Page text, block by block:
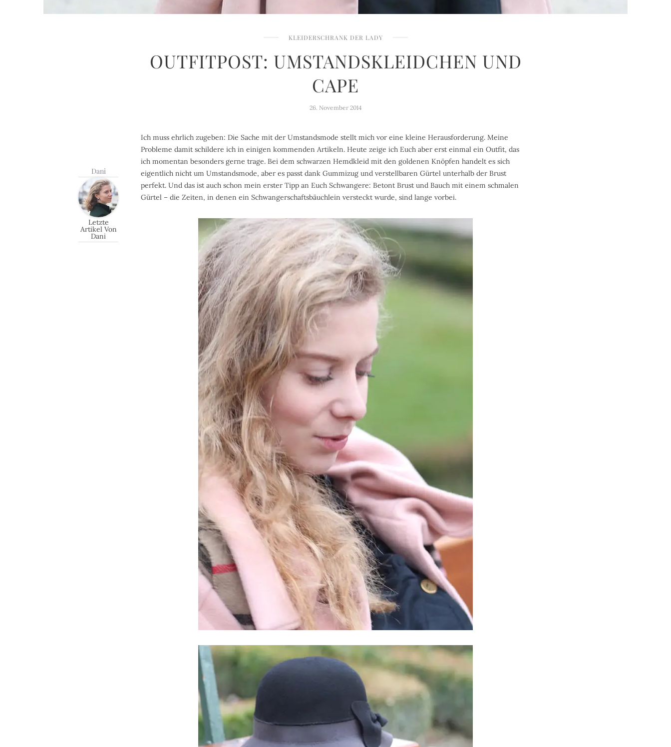
KLEIDERSCHRANK DER LADY
OUTFITPOST: UMSTANDSKLEIDCHEN UND
CAPE
26. November 2014
Dani
Letzte
Artikel Von
Dani
Ich muss ehrlich zugeben: Die Sache mit der Umstandsmode stellt mich vor eine kleine Herausforderung. Meine
Probleme damit schildere ich in einigen kommenden Artikeln. Heute zeige ich Euch aber erst einmal ein Outfit, das
ich momentan besonders gerne trage. Bei dem schwarzen Hemdkleid mit den goldenen Knöpfen handelt es sich
eigentlich nicht um Umstandsmode, aber es passt dank Gummizug und verstellbaren Gürtel unterhalb der Brust
perfekt. Und das ist auch schon mein erster Tipp an Euch Schwangere: Betont Brust und Bauch mit einem schmalen
Gürtel – die Zeiten, in denen ein Schwangerschaftsbäuchlein versteckt wurde, sind lange vorbei.